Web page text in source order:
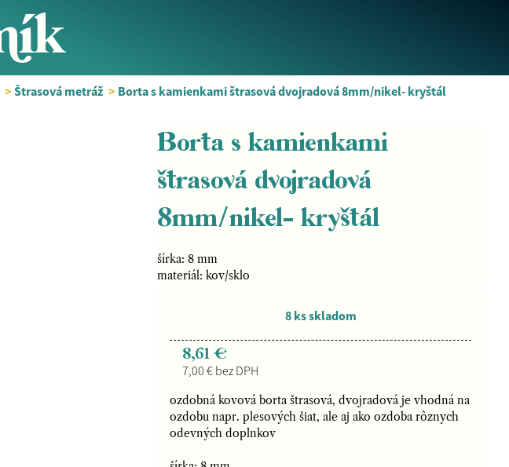
> Štrasová metráž > Borta s kamienkami štrasová dvojradová 8mm/nikel- kryštál
Borta s kamienkami
štrasová dvojradová
8mm/nikel- kryštál
šírka: 8 mm
materiál: kov/sklo
8 ks skladom
8,61 €
7,00 € bez DPH
ozdobná kovová borta štrasová, dvojradová je vhodná na
ozdobu napr. plesových šiat, ale aj ako ozdoba rôznych
odevných doplnkov